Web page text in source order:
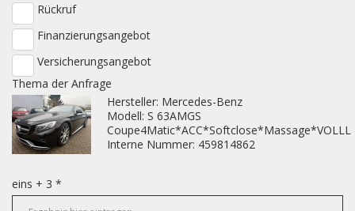
Rückruf
Finanzierungsangebot
Versicherungsangebot
Thema der Anfrage
Hersteller: Mercedes-Benz
Modell: S 63AMGS
Coupe4Matic*ACC*Softclose*Massage*VOLLL
Interne Nummer: 459814862
eins + 3 *